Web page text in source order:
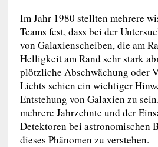
Im Jahr 1980 stellten mehrere
Teams fest, dass bei der
von Galaxienscheiben, die am
Helligkeit am Rand sehr stark
plötzliche Abschwächung oder
Lichts schien ein wichtiger
Entstehung von Galaxien zu
mehrere Jahrzehnte und der
Detektoren bei astronomischen
dieses Phänomen zu verstehen.